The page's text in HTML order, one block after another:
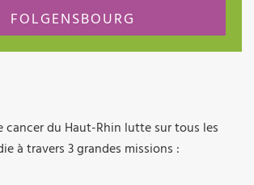
FOLGENSBOURG
cancer du Haut-Rhin lutte sur tous les
à travers 3 grandes missions :